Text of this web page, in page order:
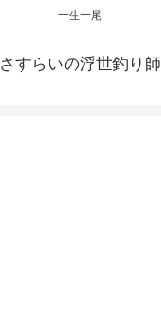
一生一尾
さすらいの浮世釣り師